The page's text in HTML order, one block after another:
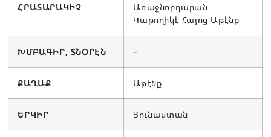
ՀՐԱՏԱՐԱԿԻՉ
Առաջնորդարան
Կաթողիկէ Հայոց Աթէնք
ԽՄԲԱԳԻՐ, ՏՆՕՐԷՆ –
ՔԱՂԱՔ Աթէնք
ԵՐԿԻՐ Յունաստան